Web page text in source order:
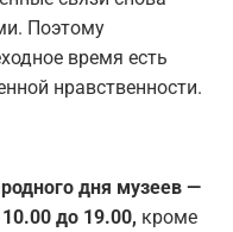
Поэтому
время есть
нравственности.
дня музеев —
до 19.00, кроме